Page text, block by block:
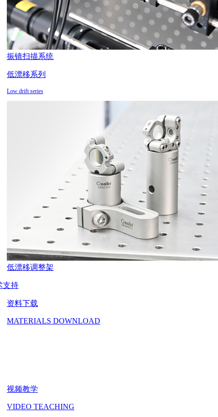
振镜扫描系统
低漂移系列
Low drift series
低漂移调整架
支持
资料下载
MATERIALS DOWNLOAD
视频教学
VIDEO TEACHING